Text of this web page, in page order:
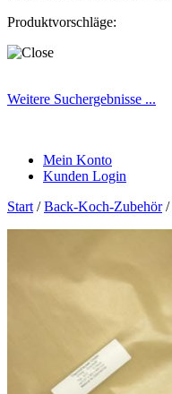
Produktvorschläge:
Weitere Suchergebnisse ...
Mein Konto
Kunden Login
Start /Back-Koch-Zubehör/